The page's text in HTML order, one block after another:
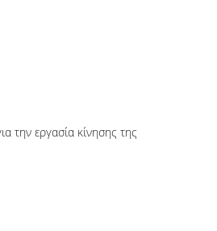
την εργασία κίνησης της